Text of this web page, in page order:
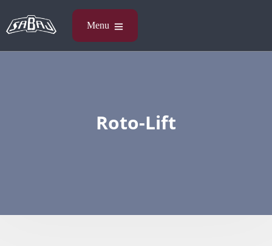
Roto-Lift​